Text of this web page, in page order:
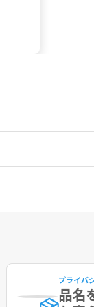
プライバ
品名